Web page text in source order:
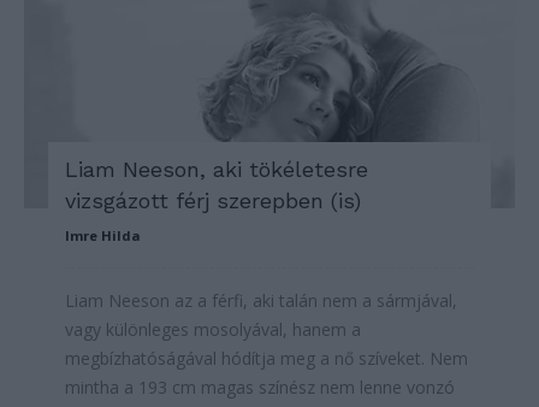
Liam Neeson, aki tökéletesre
vizsgázott férj szerepben (is)
Imre Hilda
Liam Neeson az a férfi, aki talán nem a sármjával,
vagy különleges mosolyával, hanem a
megbízhatóságával hódítja meg a nő szíveket. Nem
mintha a 193 cm magas színész nem lenne vonzó